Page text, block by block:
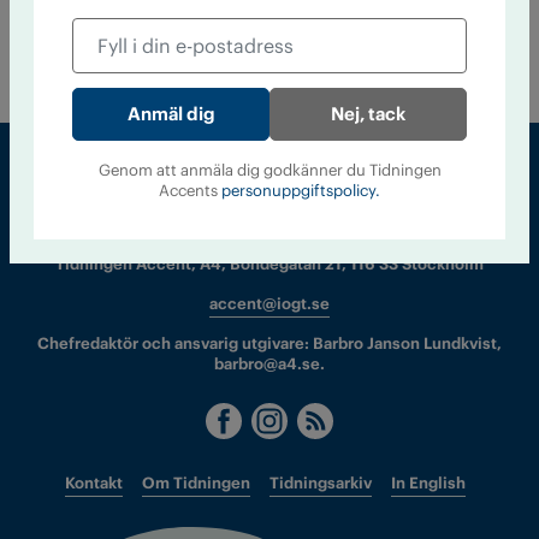
ett år testa barnombud inom socialtjänsten. Syftet är att ge
de utsatta barnen en starkare röst, vilket ökar chansen att de
får rätt hjälp.
Tidningen Accent, A4, Bondegatan 21, 116 33 Stockholm
accent@iogt.se
Chefredaktör och ansvarig utgivare: Barbro Janson Lundkvist,
barbro@a4.se.
Kontakt Om Tidningen Tidningsarkiv In English
Nej, tack
Genom att anmäla dig godkänner du Tidningen
Accents personuppgiftspolicy.